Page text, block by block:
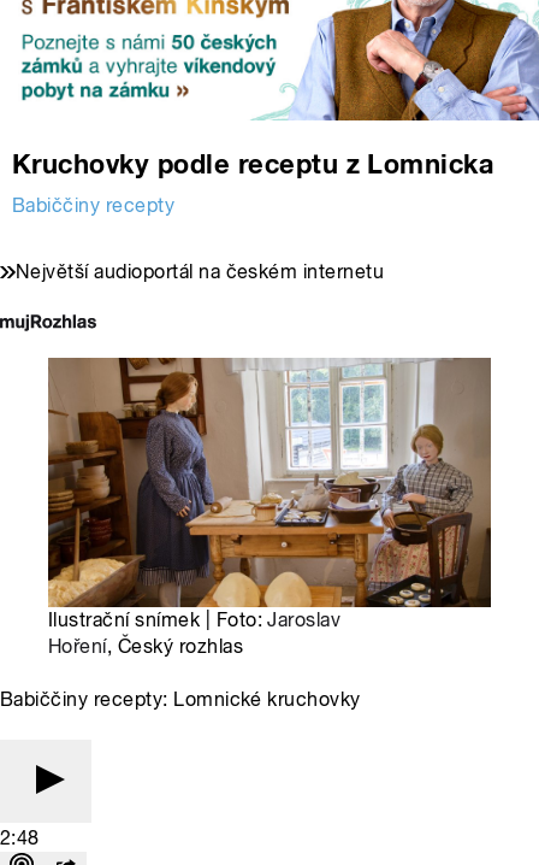
Kruchovky podle receptu z Lomnicka
Babiččiny recepty
Největší audioportál na českém internetu
Ilustrační snímek | Foto:Jaroslav
Hoření, Český rozhlas
Babiččiny recepty: Lomnické kruchovky
2:48